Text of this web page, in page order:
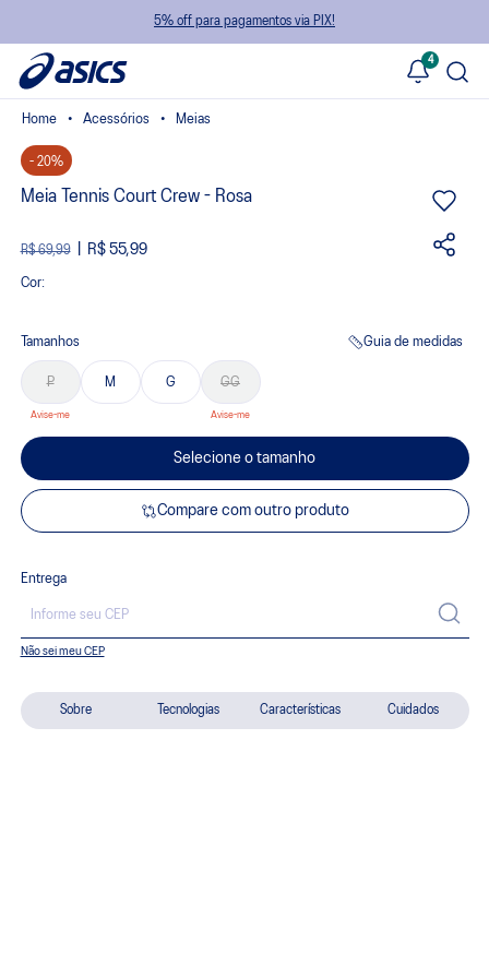
5% off para pagamentos via PIX!
4
Sobre Tecnologias Características Cuidados
Acessórios Meias
- 20%
Meia Tennis Court Crew - Rosa
R$ 69,99 R$ 55,99
Cor:
Tamanhos Guia de medidas
P M G GG
Selecione o tamanho
Compare com outro produto
Entrega
Não sei meu CEP